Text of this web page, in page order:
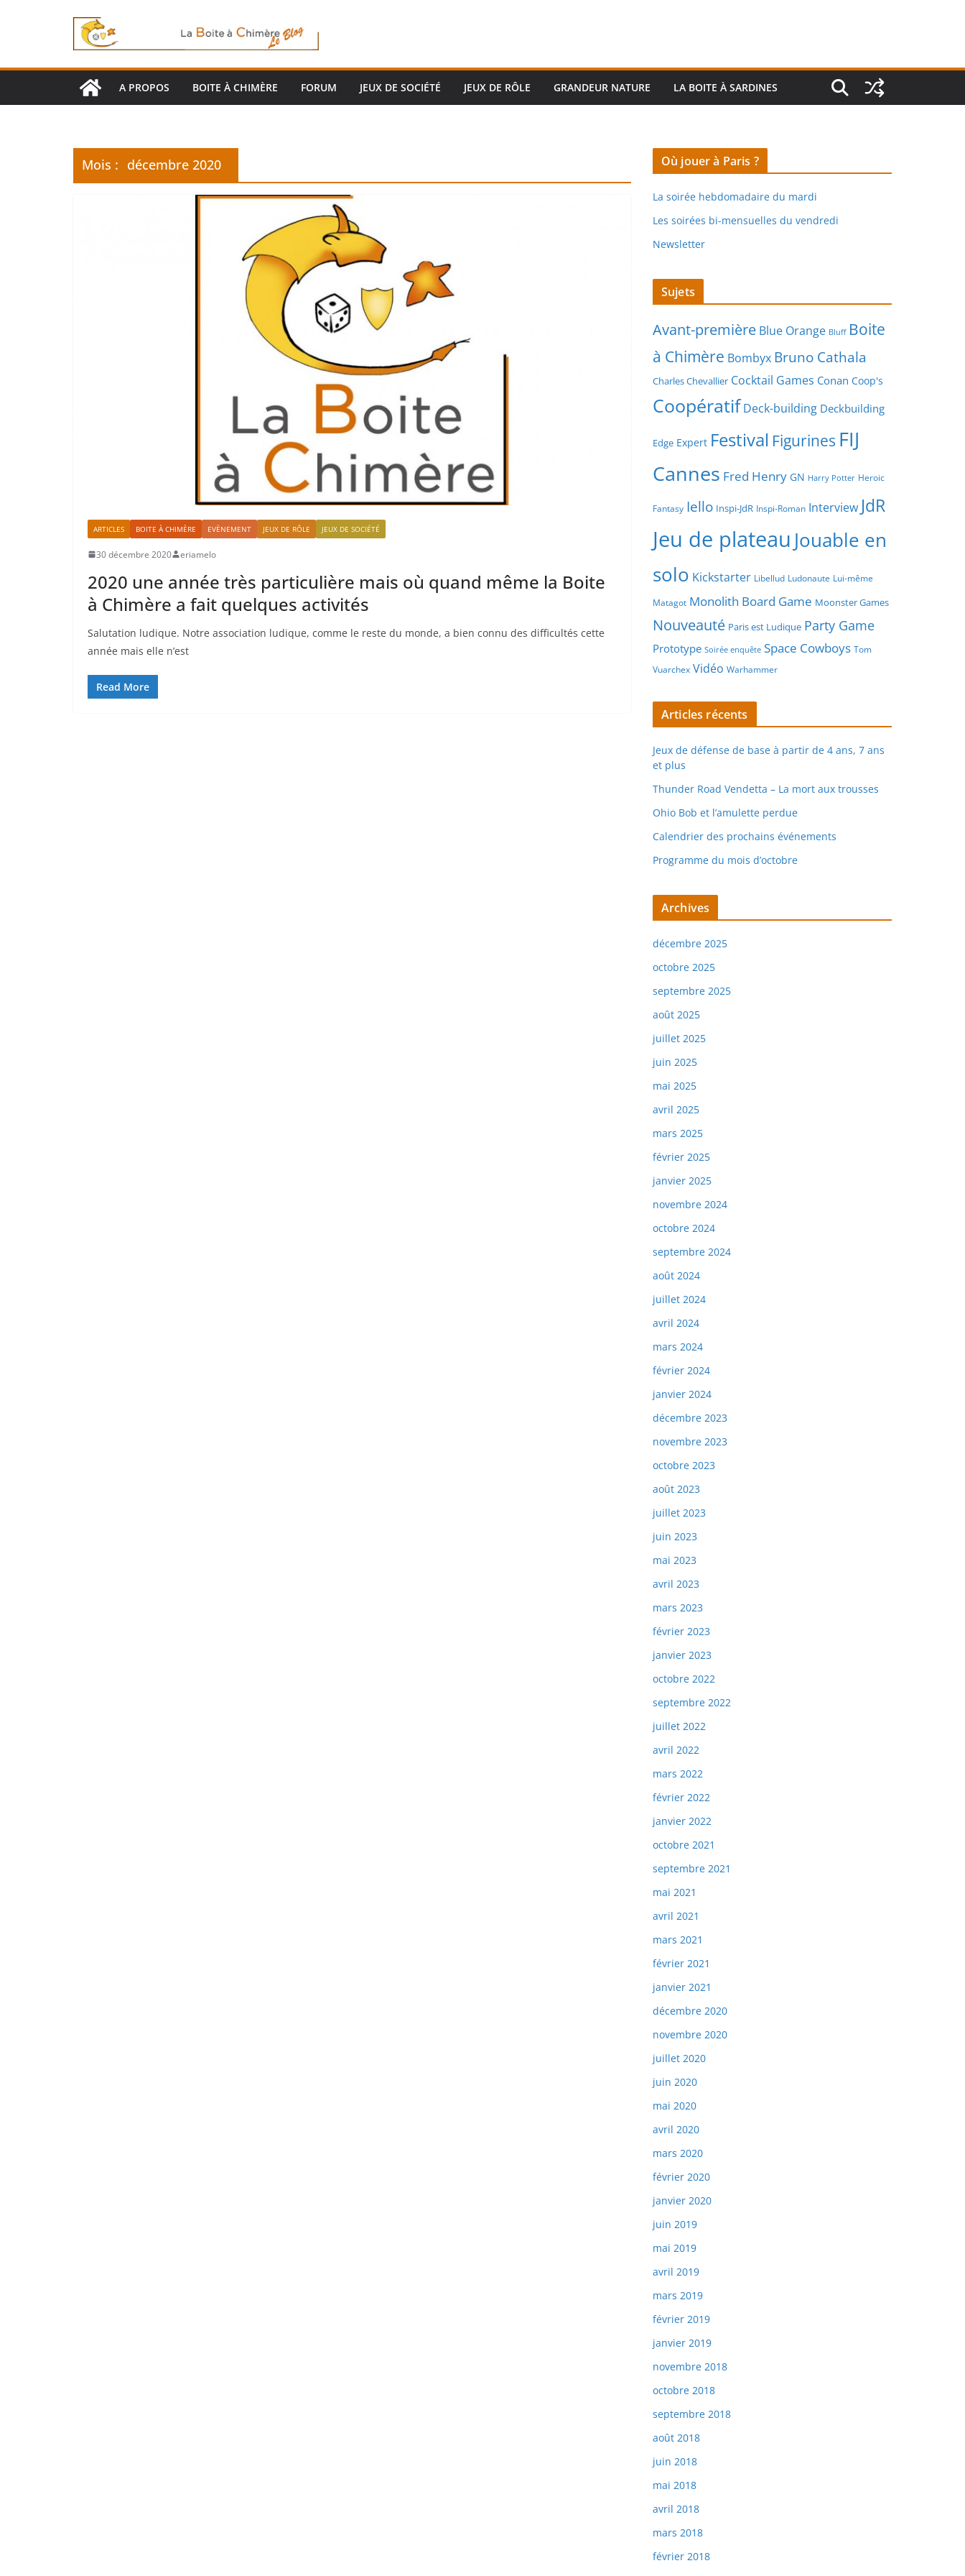
A PROPOS BOITE À CHIMÈRE FORUM JEUX DE SOCIÉTÉ JEUX DE RÔLE GRANDEUR NATURE LA BOITE À SARDINES
Mois : décembre 2020
ARTICLES BOITE À CHIMÈRE EVÈNEMENT JEUX DE RÔLE JEUX DE SOCIÉTÉ
30 décembre 2020 eriamelo
2020 une année très particulière mais où quand même la Boite
à Chimère a fait quelques activités
Salutation ludique. Notre association ludique, comme le reste du monde, a bien connu des difficultés cette
année mais elle n’est
Read More
Où jouer à Paris ?
La soirée hebdomadaire du mardi
Les soirées bi-mensuelles du vendredi
Newsletter
Sujets
Avant-première Blue Orange Bluff Boite
à Chimère Bombyx Bruno Cathala
Charles Chevallier Cocktail Games Conan Coop's
Coopératif Deck-building Deckbuilding
Edge Expert Festival Figurines FIJ
Cannes Fred Henry GN Harry Potter Heroic
Fantasy Iello Inspi-JdR Inspi-Roman Interview JdR
Jeu de plateau Jouable en
solo Kickstarter Libellud Ludonaute Lui-même
Matagot Monolith Board Game Moonster Games
Nouveauté Paris est Ludique Party Game
Prototype Soirée enquête Space Cowboys Tom
Vuarchex Vidéo Warhammer
Articles récents
Jeux de défense de base à partir de 4 ans, 7 ans
et plus
Thunder Road Vendetta – La mort aux trousses
Ohio Bob et l’amulette perdue
Calendrier des prochains événements
Programme du mois d’octobre
Archives
décembre 2025
octobre 2025
septembre 2025
août 2025
juillet 2025
juin 2025
mai 2025
avril 2025
mars 2025
février 2025
janvier 2025
novembre 2024
octobre 2024
septembre 2024
août 2024
juillet 2024
avril 2024
mars 2024
février 2024
janvier 2024
décembre 2023
novembre 2023
octobre 2023
août 2023
juillet 2023
juin 2023
mai 2023
avril 2023
mars 2023
février 2023
janvier 2023
octobre 2022
septembre 2022
juillet 2022
avril 2022
mars 2022
février 2022
janvier 2022
octobre 2021
septembre 2021
mai 2021
avril 2021
mars 2021
février 2021
janvier 2021
décembre 2020
novembre 2020
juillet 2020
juin 2020
mai 2020
avril 2020
mars 2020
février 2020
janvier 2020
juin 2019
mai 2019
avril 2019
mars 2019
février 2019
janvier 2019
novembre 2018
octobre 2018
septembre 2018
août 2018
juin 2018
mai 2018
avril 2018
mars 2018
février 2018